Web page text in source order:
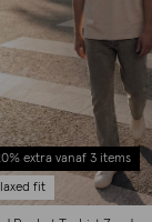
extra vanaf 3 items
fit